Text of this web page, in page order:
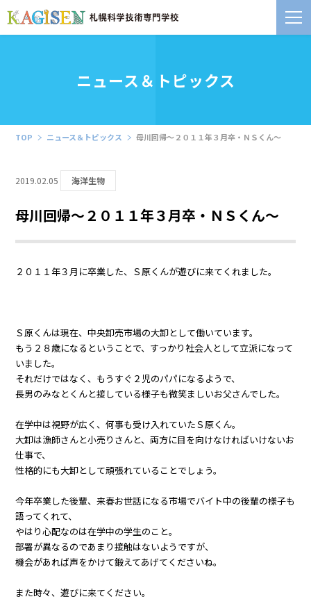
ニュース＆トピックス
TOP ニュース＆トピックス 母川回帰～２０１１年３月卒・ＮＳくん～
2019.02.05 海洋生物
母川回帰～２０１１年３月卒・ＮＳくん～
２０１１年３月に卒業した、Ｓ原くんが遊びに来てくれました。
Ｓ原くんは現在、中央卸売市場の大卸として働いています。
もう２８歳になるということで、すっかり社会人として立派になって
いました。
それだけではなく、もうすぐ２児のパパになるようで、
長男のみなとくんと接している様子も微笑ましいお父さんでした。
在学中は視野が広く、何事も受け入れていたＳ原くん。
大卸は漁師さんと小売りさんと、両方に目を向けなければいけないお
仕事で、
性格的にも大卸として頑張れていることでしょう。
今年卒業した後輩、来春お世話になる市場でバイト中の後輩の様子も
語ってくれて、
やはり心配なのは在学中の学生のこと。
部署が異なるのであまり接触はないようですが、
機会があれば声をかけて鍛えてあげてくださいね。
また時々、遊びに来てください。